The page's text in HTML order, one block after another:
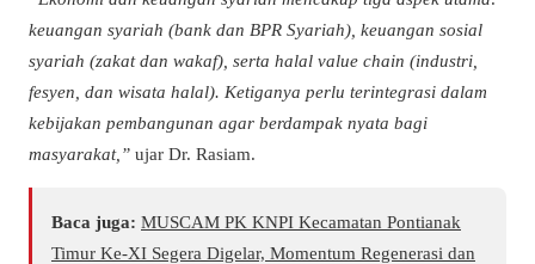
keuangan syariah (bank dan BPR Syariah), keuangan sosial
syariah (zakat dan wakaf), serta halal value chain (industri,
fesyen, dan wisata halal). Ketiganya perlu terintegrasi dalam
kebijakan pembangunan agar berdampak nyata bagi
masyarakat,” ujar Dr. Rasiam.
Baca juga: MUSCAM PK KNPI Kecamatan Pontianak
Timur Ke-XI Segera Digelar, Momentum Regenerasi dan